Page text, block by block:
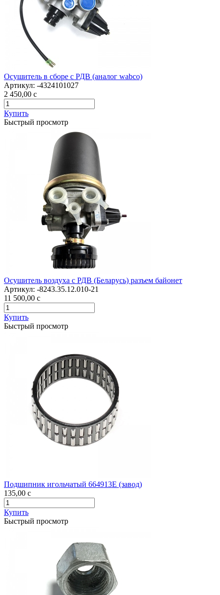
Осушитель в сборе c РДВ (аналог wabco)
Артикул: -4324101027
2 450,00 c
Купить
Быстрый просмотр
Осушитель воздуха с РДВ (Беларусь) разъем байонет
Артикул: -8243.35.12.010-21
11 500,00 c
Купить
Быстрый просмотр
Подшипник игольчатый 664913Е (завод)
135,00 c
Купить
Быстрый просмотр